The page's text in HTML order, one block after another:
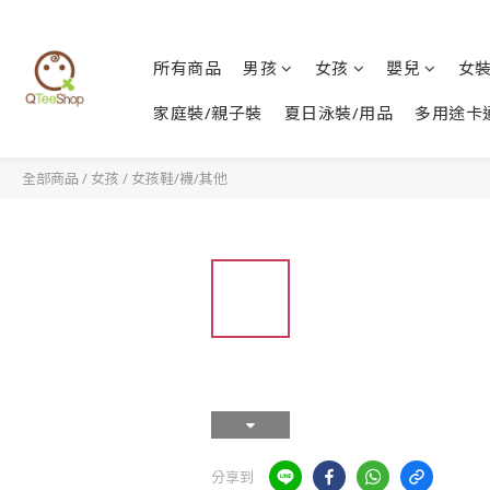
所有商品 男孩 女孩 嬰兒 女
家庭裝/親子裝 夏日泳裝/用品 多用途卡
全部商品 / 女孩 / 女孩鞋/襪/其他
分享到